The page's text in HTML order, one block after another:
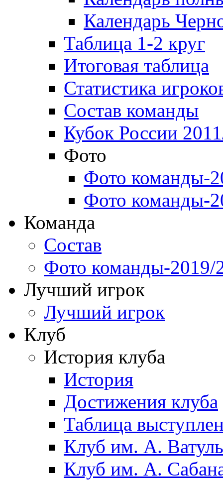
Календарь
Таблица 1-2 круг
Итоговая таблица
Статистика
Состав команды
Кубок России
Фото
Фото команды-
Фото команды-
Команда
Состав
Фото команды-2019/
Лучший игрок
Лучший игрок
Клуб
История клуба
История
Достижения клуба
Таблица
Клуб им. А.
Клуб им. А.